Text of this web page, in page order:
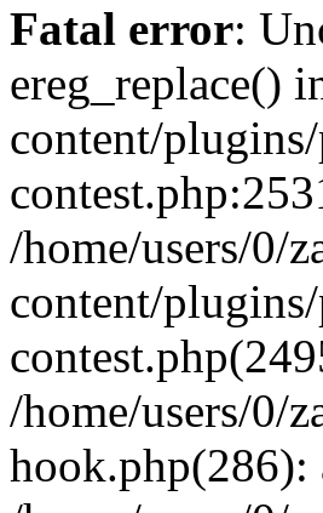
Fatal error:
ereg_replace()
content/
/home/users/0/
content/
/home/users/0/
hook.php(286):